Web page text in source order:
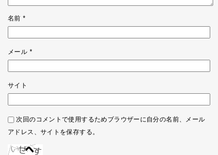
名前*
メール *
サイト
次回のコメントで使用するためブラウザーに自分の名前、メール
アドレス、サイトを保存する。